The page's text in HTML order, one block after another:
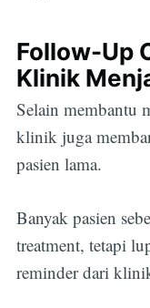
Follow-Up
Klinik
Selain membantu
klinik juga
pasien lama.
Banyak pasien
treatment, tetapi
reminder dari